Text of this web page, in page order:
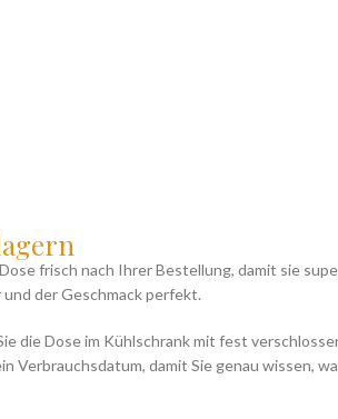
frisch nach Ihrer Bestellung, damit sie
der Geschmack perfekt.
die Dose im Kühlschrank mit fest
Verbrauchsdatum, damit Sie genau wissen,